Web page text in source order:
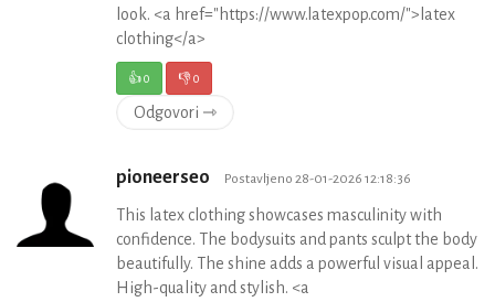
look. <a href="https://www.latexpop.com/">latex
clothing</a>
👍0 👎0
Odgovori ⇾
pioneerseo Postavljeno 28-01-2026 12:18:36
This latex clothing showcases masculinity with
confidence. The bodysuits and pants sculpt the body
beautifully. The shine adds a powerful visual appeal.
High-quality and stylish. <a